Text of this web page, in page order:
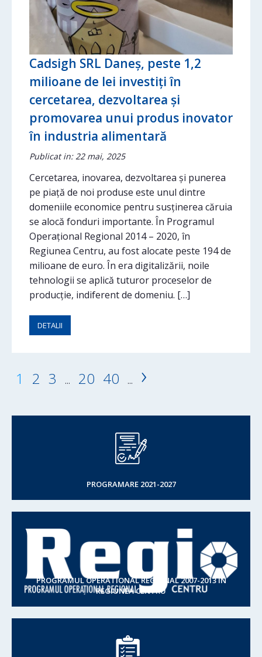
Cadsigh SRL Daneș, peste 1,2
milioane de lei investiți în
cercetarea, dezvoltarea și
promovarea unui produs inovator
în industria alimentară
Publicat in: 22 mai, 2025
Cercetarea, inovarea, dezvoltarea și punerea
pe piață de noi produse este unul dintre
domeniile economice pentru susținerea căruia
se alocă fonduri importante. În Programul
Operațional Regional 2014 – 2020, în
Regiunea Centru, au fost alocate peste 194 de
milioane de euro. În era digitalizării, noile
tehnologii se aplică tuturor proceselor de
producție, indiferent de domeniu. […]
DETALII
1 2 3 ... 20 40 ... ›
PROGRAMARE 2021-2027
PROGRAMUL OPERATIONAL REGIONAL 2007-2013 IN
REGIUNEA CENTRU